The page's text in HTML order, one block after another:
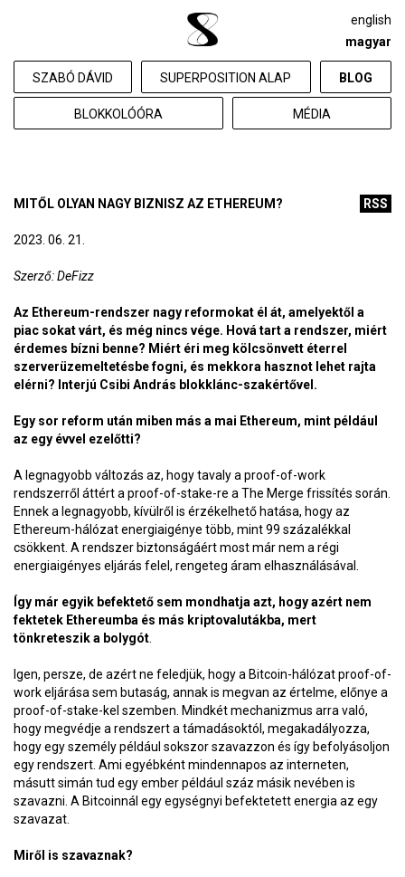
SZABÓ DÁVID SUPERPOSITION ALAP BLOG
BLOKKOLÓÓRA MÉDIA
english
magyar
RSS
MITŐL OLYAN NAGY BIZNISZ AZ ETHEREUM?
2023. 06. 21.
Szerző: DeFizz
Az Ethereum-rendszer nagy reformokat él át, amelyektől a
piac sokat várt, és még nincs vége. Hová tart a rendszer, miért
érdemes bízni benne? Miért éri meg kölcsönvett éterrel
szerverüzemeltetésbe fogni, és mekkora hasznot lehet rajta
elérni? Interjú Csibi András blokklánc-szakértővel.
Egy sor reform után miben más a mai Ethereum, mint például
az egy évvel ezelőtti?
A legnagyobb változás az, hogy tavaly a proof-of-work
rendszerről áttért a proof-of-stake-re a The Merge frissítés során.
Ennek a legnagyobb, kívülről is érzékelhető hatása, hogy az
Ethereum-hálózat energiaigénye több, mint 99 százalékkal
csökkent. A rendszer biztonságáért most már nem a régi
energiaigényes eljárás felel, rengeteg áram elhasználásával.
Így már egyik befektető sem mondhatja azt, hogy azért nem
fektetek Ethereumba és más kriptovalutákba, mert
tönkreteszik a bolygót
Igen, persze, de azért ne feledjük, hogy a Bitcoin-hálózat proof-of-
work eljárása sem butaság, annak is megvan az értelme, előnye a
proof-of-stake-kel szemben. Mindkét mechanizmus arra való,
hogy megvédje a rendszert a támadásoktól, megakadályozza,
hogy egy személy például sokszor szavazzon és így befolyásoljon
egy rendszert. Ami egyébként mindennapos az interneten,
másutt simán tud egy ember például száz másik nevében is
szavazni. A Bitcoinnál egy egységnyi befektetett energia az egy
szavazat.
Miről is szavaznak?